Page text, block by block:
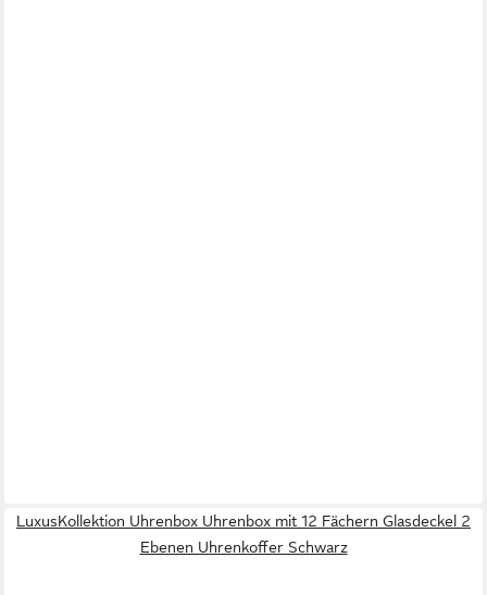
LuxusKollektion Uhrenbox Uhrenbox mit 12 Fächern Glasdeckel 2
Ebenen Uhrenkoffer Schwarz